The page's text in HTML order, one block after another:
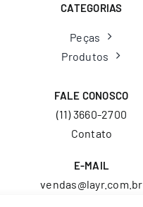
CATEGORIAS
Peças
Produtos
FALE CONOSCO
(11) 3660-2700
Contato
E-MAIL
vendas@layr.com.br